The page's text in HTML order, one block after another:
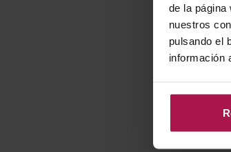
de la
nuestros
pulsando el
información